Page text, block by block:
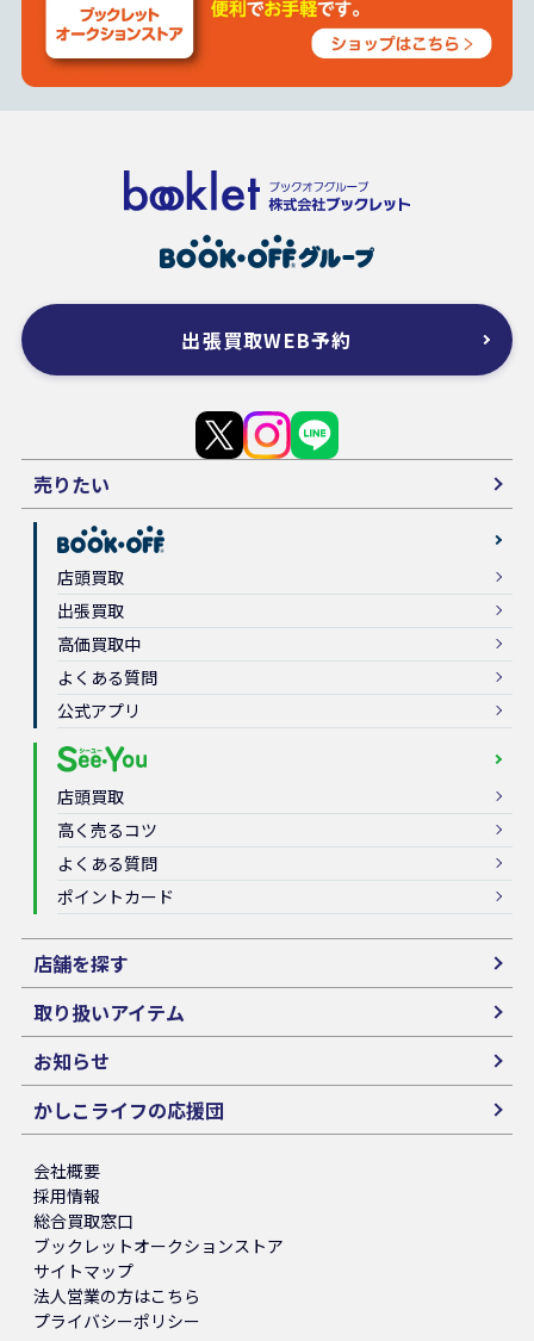
出張買取WEB予約
売りたい
店頭買取
出張買取
高価買取中
よくある質問
公式アプリ
店頭買取
高く売るコツ
よくある質問
ポイントカード
店舗を探す
取り扱いアイテム
お知らせ
かしこライフの応援団
会社概要
採用情報
総合買取窓口
ブックレットオークションストア
サイトマップ
法人営業の方はこちら
プライバシーポリシー